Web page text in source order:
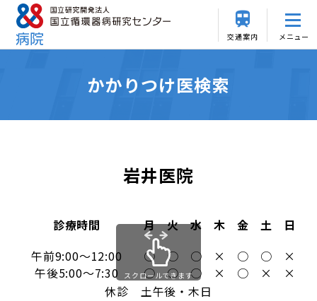
交通案内 メニュー
かかりつけ医検索
岩井医院
診療時間 月 火 水 木 金 土
日
午前9:00～12:00
○ ○ ○ × ○ ○
×
午後5:00～7:30
○ ○ ○ × ○ × ×
スクロールできます
休診 土午後・木日